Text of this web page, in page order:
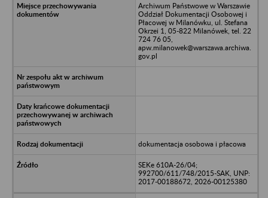
Archiwum Państwowe w Warszawie
Oddział Dokumentacji Osobowej i
Płacowej w Milanówku, ul. Stefana
Okrzei 1, 05-822 Milanówek, tel. 22
724 76 05,
apw.milanowek@warszawa.archiwa.
gov.pl
dokumentacja osobowa i płacowa
SEKe 610A-26/04;
992700/611/748/2015-SAK, UNP:
2017-00188672, 2026-00125380